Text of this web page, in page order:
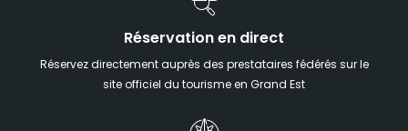
Réservation en direct
Réservez directement auprès des prestataires fédérés sur le
site officiel du tourisme en Grand Est